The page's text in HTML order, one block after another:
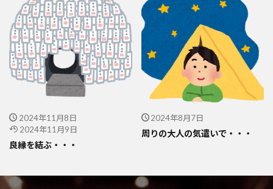
2024年11月8日
2024年11月9日
良縁を結ぶ・・・
2024年8月7日
周りの大人の気遣いで・・・